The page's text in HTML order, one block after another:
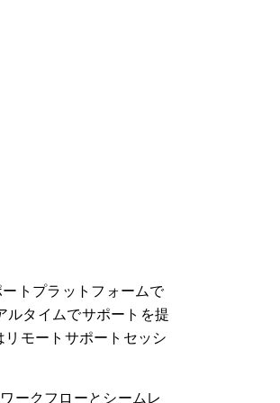
トプラットフォームで
タイムでサポートを提
モートサポートセッシ
ークフローとシームレ